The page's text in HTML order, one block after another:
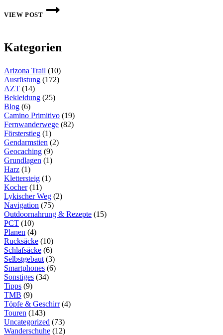
VIEW POST
NEUE
MAGELLAN
710)
GPS
Kategorien
Arizona Trail (10)
Ausrüstung (172)
AZT (14)
Bekleidung (25)
Blog (6)
Camino Primitivo (19)
Fernwanderwege (82)
Försterstieg (1)
Gendarmstien (2)
Geocaching (9)
Grundlagen (1)
Harz (1)
Klettersteig (1)
Kocher(11)
Lykischer Weg (2)
Navigation (75)
Outdoornahrung & Rezepte (15)
PCT (10)
Planen (4)
Rucksäcke (10)
Schlafsäcke (6)
Selbstgebaut (3)
Smartphones (6)
Sonstiges (34)
Tipps (9)
TMB (9)
Töpfe & Geschirr(4)
Touren (143)
Uncategorized (73)
Wanderschuhe (12)